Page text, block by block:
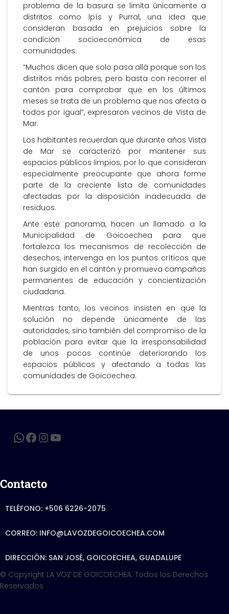
problema de la basura se limita únicamente a
distritos como Ipís y Purral, una idea que
consideran basada en prejuicios sobre la
condición socioeconómica de esas
comunidades.
“Muchos dicen que solo pasa allá porque son los
distritos más pobres, pero basta con recorrer el
cantón para comprobar que en los últimos
meses se trata de un problema que nos afecta a
todos por igual”, expresaron vecinos de Vista de
Mar.
Los habitantes recuerdan que durante años Vista
de Mar se caracterizó por mantener sus
espacios públicos limpios, por lo que consideran
especialmente preocupante que ahora forme
parte de la creciente lista de comunidades
afectadas por la disposición inadecuada de
residuos.
Ante este panorama, hacen un llamado a la
Municipalidad de Goicoechea para que
fortalezca los mecanismos de recolección de
desechos, intervenga en los puntos críticos que
han surgido en el cantón y promueva campañas
permanentes de educación y concientización
ciudadana.
Mientras tanto, los vecinos insisten en que la
solución no depende únicamente de las
autoridades, sino también del compromiso de la
población para evitar que la irresponsabilidad
de unos pocos continúe deteriorando los
espacios públicos y afectando a todas las
comunidades de Goicoechea.
Contacto
TELÉFONO: +506 6226-2075
CORREO: INFO@LAVOZDEGOICOECHEA.COM
DIRECCIÓN: SAN JOSÉ, GOICOECHEA, GUADALUPE
© Copyright LA VOZ DE GOICOECHEA. Todos los Derechos
Reservados